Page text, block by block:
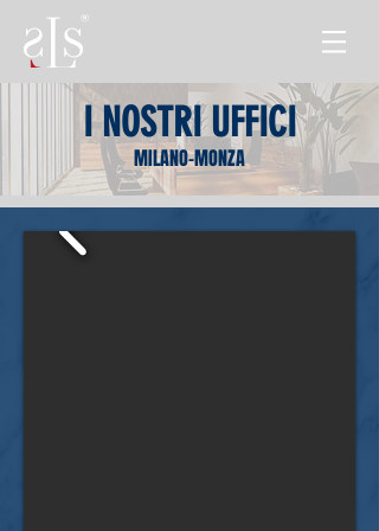
I NOSTRI UFFICI
MILANO-MONZA